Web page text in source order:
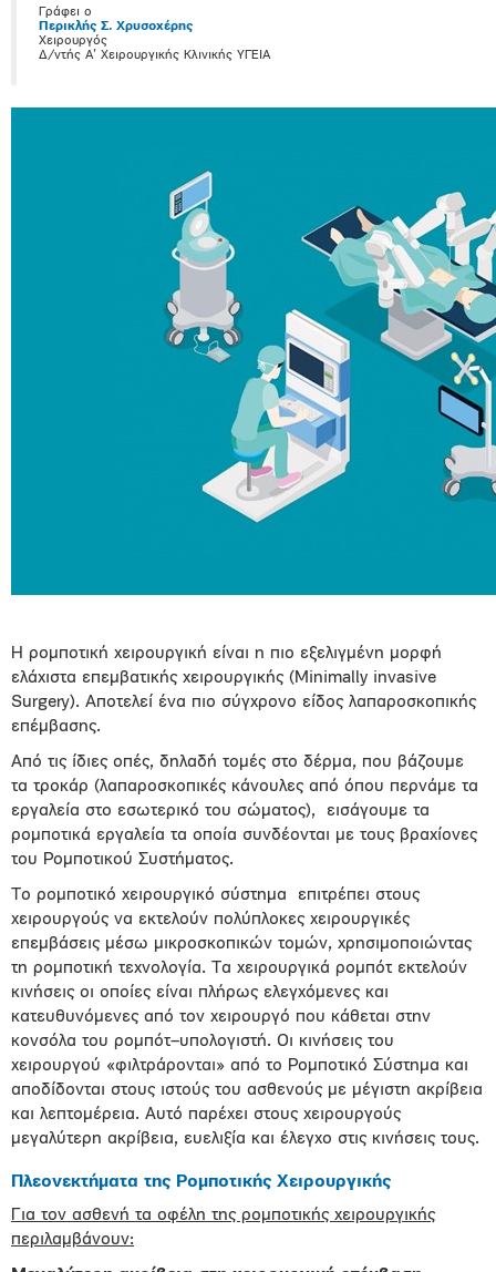
Γράφει ο
Περικλής Σ. Χρυσοχέρης
Χειρουργός
Δ/ντής Α’ Χειρουργικής Κλινικής ΥΓΕΙΑ
Η ρομποτική χειρουργική είναι η πιο εξελιγμένη μορφή
ελάχιστα επεμβατικής χειρουργικής (Minimally invasive
Surgery). Αποτελεί ένα πιο σύγχρονο είδος λαπαροσκοπικής
επέμβασης.
Από τις ίδιες οπές, δηλαδή τομές στο δέρμα, που βάζουμε
τα τροκάρ (λαπαροσκοπικές κάνουλες από όπου περνάμε τα
εργαλεία στο εσωτερικό του σώματος), εισάγουμε τα
ρομποτικά εργαλεία τα οποία συνδέονται με τους βραχίονες
του Ρομποτικού Συστήματος.
Το ρομποτικό χειρουργικό σύστημα επιτρέπει στους
χειρουργούς να εκτελούν πολύπλοκες χειρουργικές
επεμβάσεις μέσω μικροσκοπικών τομών, χρησιμοποιώντας
τη ρομποτική τεχνολογία. Τα χειρουργικά ρομπότ εκτελούν
κινήσεις οι οποίες είναι πλήρως ελεγχόμενες και
κατευθυνόμενες από τον χειρουργό που κάθεται στην
κονσόλα του ρομπότ–υπολογιστή. Οι κινήσεις του
χειρουργού «φιλτράρονται» από το Ρομποτικό Σύστημα και
αποδίδονται στους ιστούς του ασθενούς με μέγιστη ακρίβεια
και λεπτομέρεια. Αυτό παρέχει στους χειρουργούς
μεγαλύτερη ακρίβεια, ευελιξία και έλεγχο στις κινήσεις τους.
Πλεονεκτήματα της Ρομποτικής Χειρουργικής
Για τον ασθενή τα οφέλη της ρομποτικής χειρουργικής
περιλαμβάνουν: